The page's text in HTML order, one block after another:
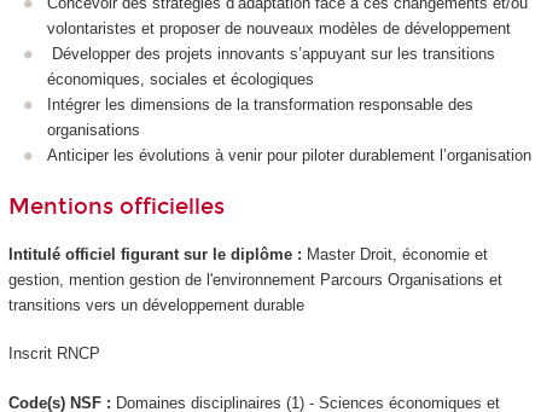
volontaristes et proposer de nouveaux modèles de développement
Développer des projets innovants s’appuyant sur les transitions
économiques, sociales et écologiques
Intégrer les dimensions de la transformation responsable des
organisations
Anticiper les évolutions à venir pour piloter durablement l’organisation
Mentions officielles
Intitulé officiel figurant sur le diplôme : Master Droit, économie et
gestion, mention gestion de l'environnement Parcours Organisations et
transitions vers un développement durable
Inscrit RNCP
Code(s) NSF : Domaines disciplinaires (1) - Sciences économiques et